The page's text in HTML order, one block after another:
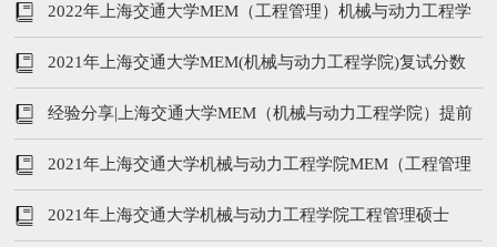
试时间及流程
2022年上海交通大学MEM（工程管理）机械与动力工程学
院复试分数线及复试安排
2021年上海交通大学MEM(机械与动力工程学院)复试分数
线及复试内容
经验分享|上海交通大学MEM（机械与动力工程学院）提前
面试优秀
2021年上海交通大学机械与动力工程学院MEM（工程管理
硕士）提前面试流程及时间
2021年上海交通大学机械与动力工程学院工程管理硕士